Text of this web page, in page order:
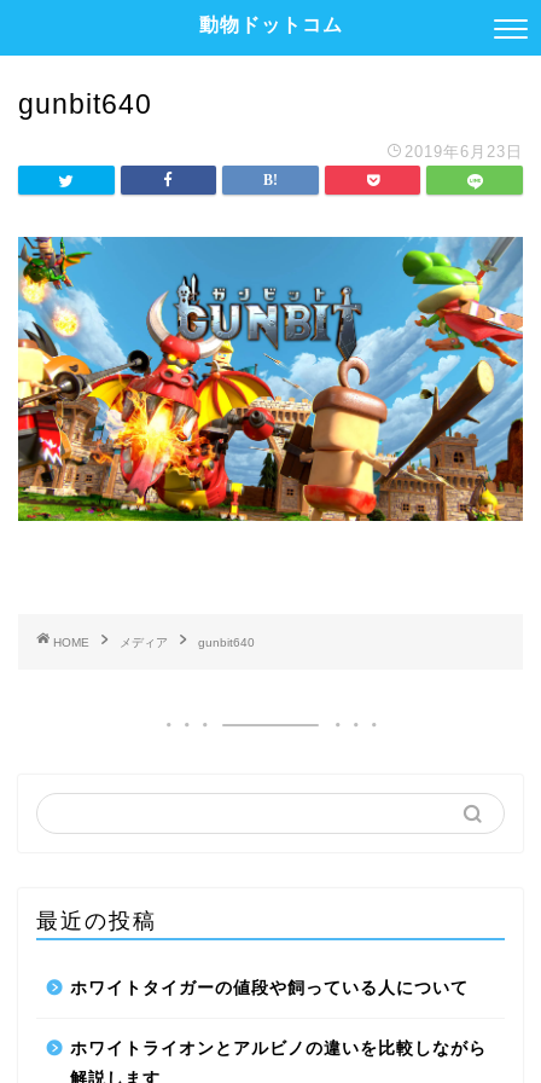
動物ドットコム
gunbit640
2019年6月23日
HOME メディア gunbit640
最近の投稿
ホワイトタイガーの値段や飼っている人について
ホワイトライオンとアルビノの違いを比較しながら
解説します
ハリネズミ